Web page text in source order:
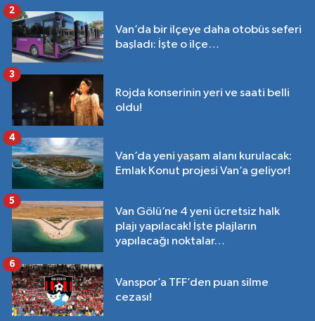
Van’da bir ilçeye daha otobüs seferi
başladı: İşte o ilçe…
2
Rojda konserinin yeri ve saati belli
oldu!
3
Van’da yeni yaşam alanı kurulacak:
Emlak Konut projesi Van’a geliyor!
4
Van Gölü’ne 4 yeni ücretsiz halk
plajı yapılacak! İşte plajların
yapılacağı noktalar…
5
Vanspor’a TFF’den puan silme
cezası!
6